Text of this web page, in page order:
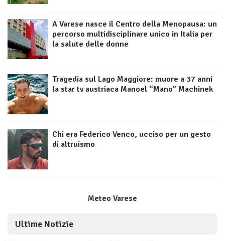
A Varese nasce il Centro della Menopausa: un
percorso multidisciplinare unico in Italia per
la salute delle donne
Tragedia sul Lago Maggiore: muore a 37 anni
la star tv austriaca Manoel “Mano” Machinek
Chi era Federico Venco, ucciso per un gesto
di altruismo
Meteo Varese
Ultime Notizie